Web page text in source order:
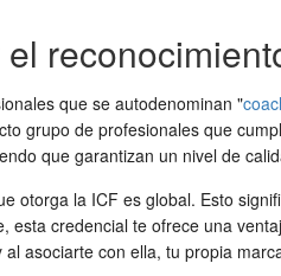
que se autodenominan "
grupo de profesionales que
que garantizan un nivel de
otorga la ICF es global. Esto
esta credencial te ofrece una
asociarte con ella, tu propia